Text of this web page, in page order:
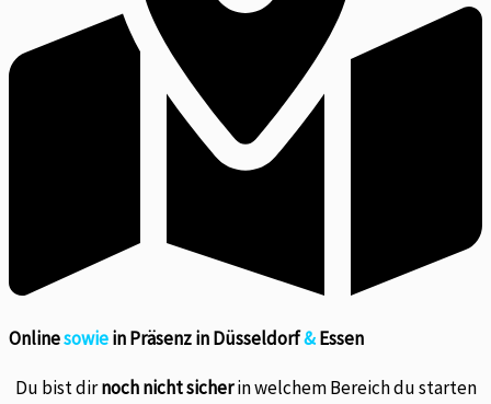
Onlinesowiein Präsenz in Düsseldorf&Essen
Du bist dirnoch nicht sicherin welchem Bereich du starten